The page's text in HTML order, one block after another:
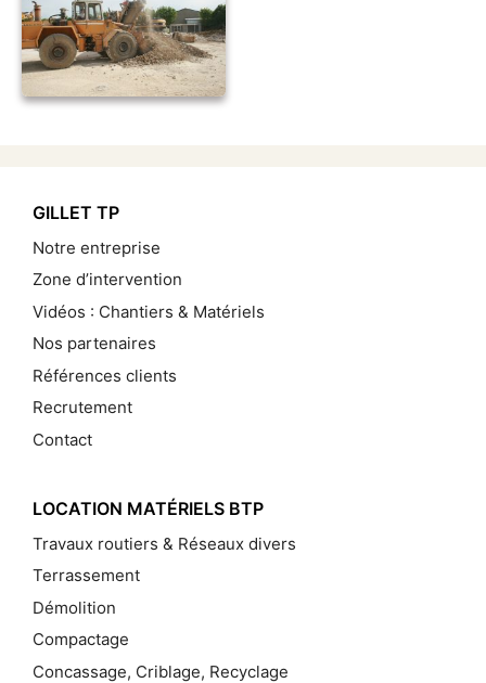
GILLET TP
Notre entreprise
Zone d’intervention
Vidéos : Chantiers & Matériels
Nos partenaires
Références clients
Recrutement
Contact
LOCATION MATÉRIELS BTP
Travaux routiers & Réseaux divers
Terrassement
Démolition
Compactage
Concassage, Criblage, Recyclage